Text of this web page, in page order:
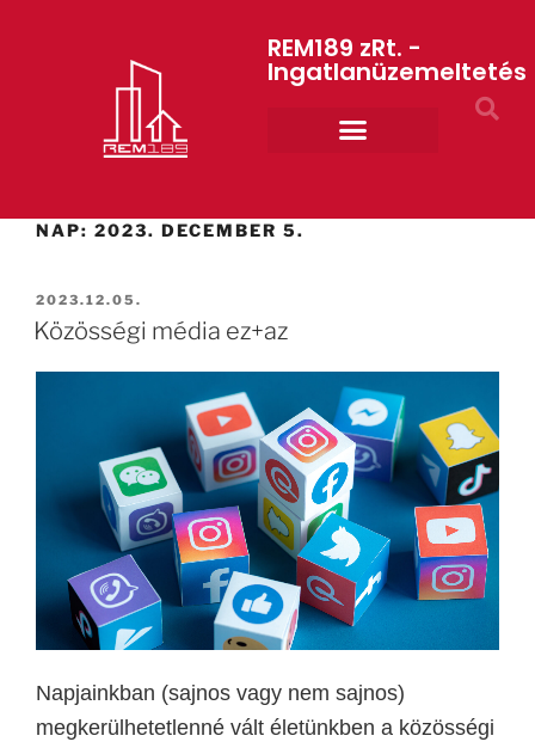
REM189 zRt. -
Ingatlanüzemeltetés
NAP: 2023. DECEMBER 5.
2023.12.05.
Közösségi média ez+az
Napjainkban (sajnos vagy nem sajnos)
megkerülhetetlenné vált életünkben a közösségi